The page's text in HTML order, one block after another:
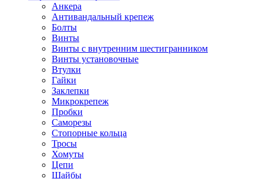
Анкера
Антивандальный крепеж
Болты
Винты
Винты с внутренним шестигранником
Винты установочные
Втулки
Гайки
Заклепки
Микрокрепеж
Пробки
Саморезы
Стопорные кольца
Тросы
Хомуты
Цепи
Шайбы